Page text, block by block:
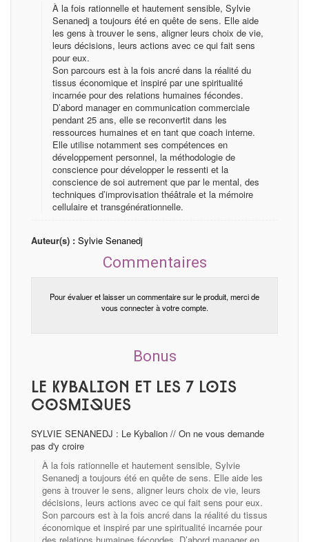
À la fois rationnelle et hautement sensible, Sylvie
Senanedj a toujours été en quête de sens. Elle aide
les gens à trouver le sens, aligner leurs choix de vie,
leurs décisions, leurs actions avec ce qui fait sens
pour eux.
Son parcours est à la fois ancré dans la réalité du
tissus économique et inspiré par une spiritualité
incarnée pour des relations humaines fécondes.
D’abord manager en communication commerciale
pendant 25 ans, elle se reconvertit dans les
ressources humaines et en tant que coach interne.
Elle utilise notamment ses compétences en
développement personnel, la méthodologie de
conscience pour développer le ressenti et la
conscience de soi autrement que par le mental, des
techniques d’improvisation théâtrale et la mémoire
cellulaire et transgénérationnelle.
Auteur(s) : Sylvie Senanedj
Commentaires
Pour évaluer et laisser un commentaire sur le produit, merci de
vous connecter à votre compte.
Bonus
Le Kybalion et les 7 lois
cosmiques
SYLVIE SENANEDJ : Le Kybalion // On ne vous demande
pas d'y croire
À la fois rationnelle et hautement sensible, Sylvie
Senanedj a toujours été en quête de sens. Elle aide les
gens à trouver le sens, aligner leurs choix de vie, leurs
décisions, leurs actions avec ce qui fait sens pour eux.
Son parcours est à la fois ancré dans la réalité du tissus
économique et inspiré par une spiritualité incarnée pour
des relations humaines fécondes. D’abord manager en